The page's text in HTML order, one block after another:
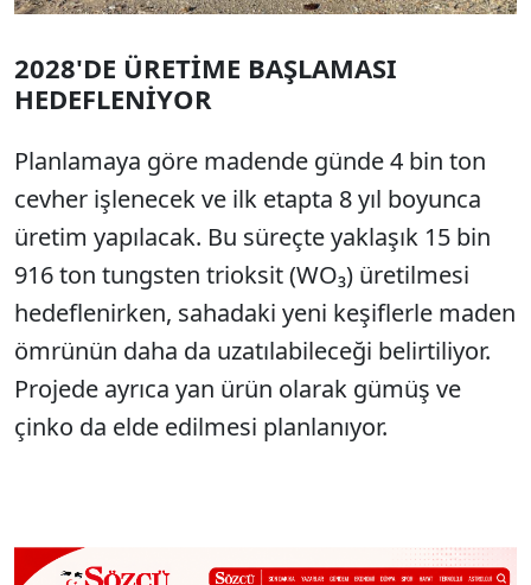
2028'DE ÜRETİME BAŞLAMASI
HEDEFLENİYOR
Planlamaya göre madende günde 4 bin ton
cevher işlenecek ve ilk etapta 8 yıl boyunca
üretim yapılacak. Bu süreçte yaklaşık 15 bin
916 ton tungsten trioksit (WO₃) üretilmesi
hedeflenirken, sahadaki yeni keşiflerle maden
ömrünün daha da uzatılabileceği belirtiliyor.
Projede ayrıca yan ürün olarak gümüş ve
çinko da elde edilmesi planlanıyor.